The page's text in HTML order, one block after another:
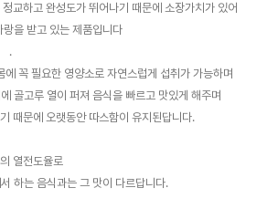
교하고 완성도가 뛰어나기 때문에 소장가치가 있어
을 받고 있는 제품입니다
.
꼭 필요한 영양소로 자연스럽게 섭취가 가능하며
골고루 열이 퍼져 음식을 빠르고 맛있게 해주며
때문에 오랫동안 따스함이 유지된답니다.
열전도율로
하는 음식과는 그 맛이 다르답니다.